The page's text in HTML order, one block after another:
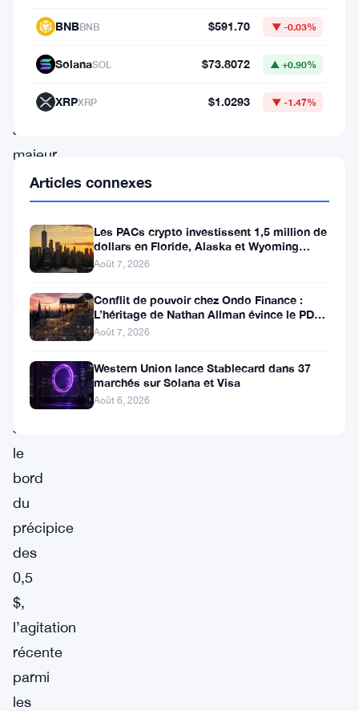
depuis
longtemps
acteur
majeur,
attirant
l’attention
les
spéculations.
Alors
que
numérique
danse
sur
le
bord
du
précipice
des
0,5
$,
l’agitation
récente
parmi
les
BNBBNB $591.70 ▼ -0.03%
SolanaSOL $73.8072 ▲ +0.90%
XRPXRP $1.0293 ▼ -1.47%
Articles connexes
Les PACs crypto investissent 1,5 million de
dollars en Floride, Alaska et Wyoming
après un revers au Michigan
Août 7, 2026
Conflit de pouvoir chez Ondo Finance :
L’héritage de Nathan Allman évince le PDG
Ian De Bode le 24 juillet
Août 7, 2026
Western Union lance Stablecard dans 37
marchés sur Solana et Visa
Août 6, 2026